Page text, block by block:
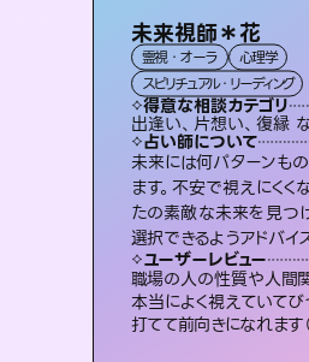
未来視師＊花
霊視・オーラ
心理学
スピリチュアル・リーディング
得意な相談カテゴリ
出逢い、片想い、復縁
占い師について
未来には何パターンも
ます。不安で視えにくく
たの素敵な未来を見つ
選択できるようアドバイ
ユーザーレビュー
職場の人の性質や人間
本当によく視えていてび
打てて前向きになれます
アイリス -iris-
西洋占星術 タロット
ルーン
得意な相談カテ
恋愛総合、片想い
占い師について
復縁、恋愛、不倫の
思い、仕事関係や借
いことや心の負担に
紐解き、背中をそっと
ユーザーレビュー
安心感のあり、言い
さない鑑定のおかげ
持ちを整えられます
彗望（すいぼう
霊視・オーラ
スピリチュアル・リー
得意な相談
片想い、あの人
占い師につい
3,700年以上の
占術「易占」で
かう道筋を示し
体的な対策をお
ユーザーレビ
複雑な背景もし
いただけました。
た（50代 女性）
おう 霊
霊視・オーラ
オラクルカー
得意な相
恋愛総合、
占い師に
霊視×オラクルカードを使って「今」と「未来」そして「気になるあの人の
ユーザーレ
不安な気持ち
た…！よく視え
感じました（
セラ
霊視・オー
スピリチ
得意な
片想い、
占い師
連絡再開
多数。セラ
験があるか
い未来をサ
ユーザー
とても心温ま
らは何も言っ
しゃるんだな
桃源珠
霊視・オ
スピリチ
得意
片想い、
占い師
恋愛のお
係」の相
恋人未満
寧に読み解
ユーザー
鑑定してい
動すると仲
とうござい